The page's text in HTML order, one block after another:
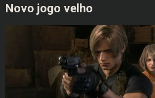
Novo jogo velho